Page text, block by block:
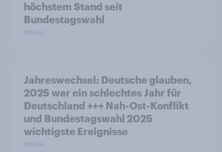
höchstem Stand seit
Bundestagswahl
Artikel
Jahreswechsel: Deutsche glauben,
2025 war ein schlechtes Jahr für
Deutschland +++ Nah-Ost-Konflikt
und Bundestagswahl 2025
wichtigste Ereignisse
Artikel